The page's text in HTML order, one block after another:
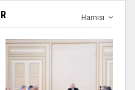
Hamısı